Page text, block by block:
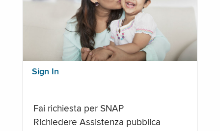
Sign In
Fai richiesta per SNAP
Richiedere Assistenza pubblica